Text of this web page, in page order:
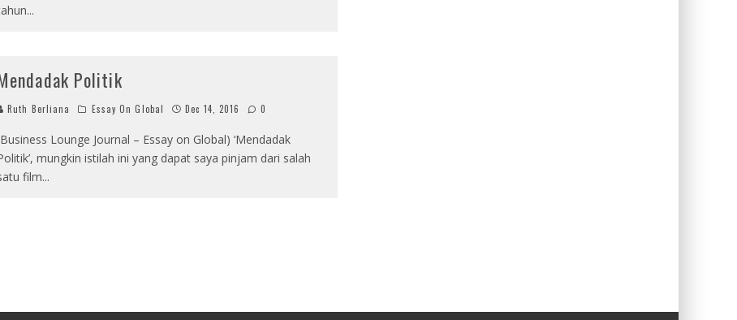
...
Politik
Ruth Berliana Essay On Global Dec 14, 2016 0
Lounge Journal – Essay on Global) ‘Mendadak
mungkin istilah ini yang dapat saya pinjam dari salah
film...